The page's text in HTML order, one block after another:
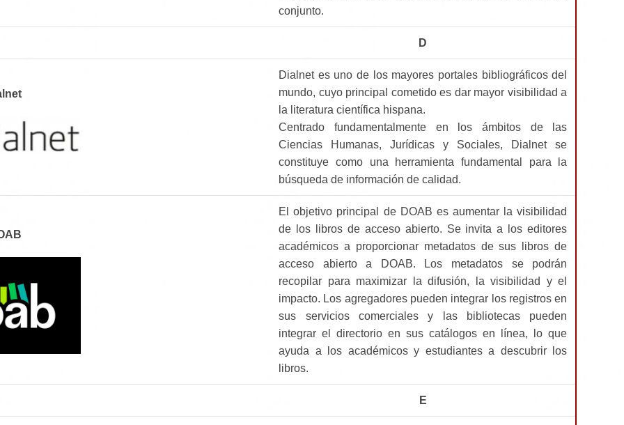
conjunto.
D
Dialnet es uno de los mayores portales bibliográficos del
mundo, cuyo principal cometido es dar mayor visibilidad a
la literatura científica hispana.
Centrado fundamentalmente en los ámbitos de las
Ciencias Humanas, Jurídicas y Sociales, Dialnet se
constituye como una herramienta fundamental para la
búsqueda de información de calidad.
El objetivo principal de DOAB es aumentar la visibilidad
de los libros de acceso abierto. Se invita a los editores
académicos a proporcionar metadatos de sus libros de
acceso abierto a DOAB. Los metadatos se podrán
recopilar para maximizar la difusión, la visibilidad y el
impacto. Los agregadores pueden integrar los registros en
sus servicios comerciales y las bibliotecas pueden
integrar el directorio en sus catálogos en línea, lo que
ayuda a los académicos y estudiantes a descubrir los
libros.
E